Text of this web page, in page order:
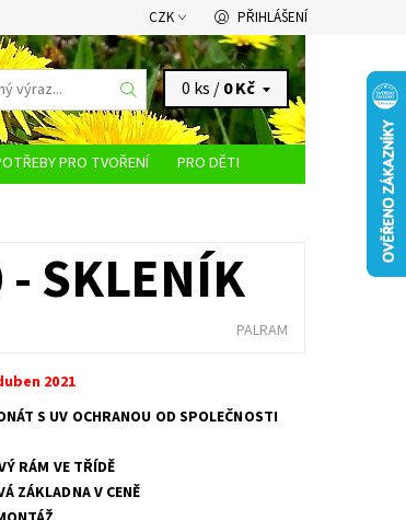
CZK PŘIHLÁŠENÍ
0 ks /0 Kč
PRO TVOŘENÍ
PRO DĚTI
- SKLENÍK
PALRAM
2021
S UV OCHRANOU OD SPOLEČNOSTI
RÁM VE TŘÍDĚ
ZÁKLADNA V CENĚ